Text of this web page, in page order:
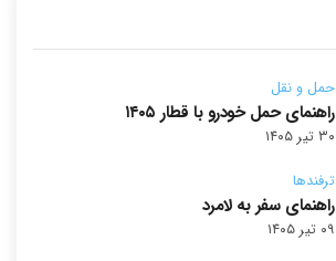
حمل و نقل
راهنمای حمل خودرو با قطار ۱۴۰۵
۳۰ تیر ۱۴۰۵
ترفندها
راهنمای سفر به لامرد
۰۹ تیر ۱۴۰۵